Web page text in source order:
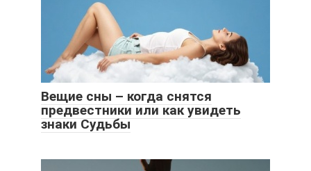
Вещие сны – когда снятся
предвестники или как увидеть
знаки Судьбы